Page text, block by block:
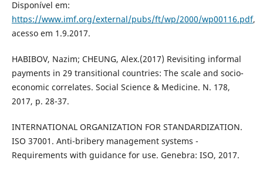
Disponível em:
https://www.imf.org/external/pubs/ft/wp/2000/wp00116.pdf,
acesso em 1.9.2017.
HABIBOV, Nazim; CHEUNG, Alex.(2017) Revisiting informal
payments in 29 transitional countries: The scale and socio-
economic correlates. Social Science & Medicine. N. 178,
2017, p. 28-37.
INTERNATIONAL ORGANIZATION FOR STANDARDIZATION.
ISO 37001. Anti-bribery management systems -
Requirements with guidance for use. Genebra: ISO, 2017.